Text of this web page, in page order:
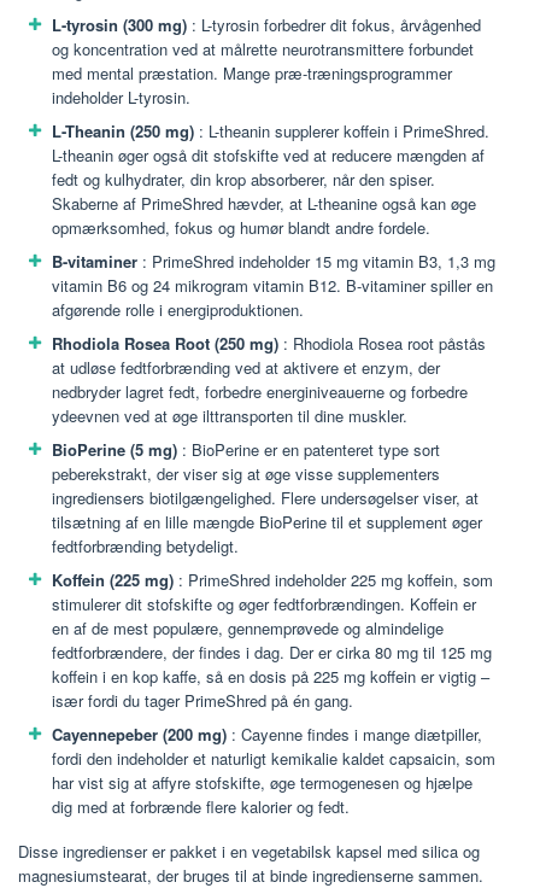
L-tyrosin (300 mg) : L-tyrosin forbedrer dit fokus, årvågenhed
og koncentration ved at målrette neurotransmittere forbundet
med mental præstation. Mange præ-træningsprogrammer
indeholder L-tyrosin.
L-Theanin (250 mg) : L-theanin supplerer koffein i PrimeShred.
L-theanin øger også dit stofskifte ved at reducere mængden af ​​
fedt og kulhydrater, din krop absorberer, når den spiser.
Skaberne af PrimeShred hævder, at L-theanine også kan øge
opmærksomhed, fokus og humør blandt andre fordele.
B-vitaminer : PrimeShred indeholder 15 mg vitamin B3, 1,3 mg
vitamin B6 og 24 mikrogram vitamin B12. B-vitaminer spiller en
afgørende rolle i energiproduktionen.
Rhodiola Rosea Root (250 mg) : Rhodiola Rosea root påstås
at udløse fedtforbrænding ved at aktivere et enzym, der
nedbryder lagret fedt, forbedre energiniveauerne og forbedre
ydeevnen ved at øge ilttransporten til dine muskler.
BioPerine (5 mg) : BioPerine er en patenteret type sort
peberekstrakt, der viser sig at øge visse supplementers
ingrediensers biotilgængelighed. Flere undersøgelser viser, at
tilsætning af en lille mængde BioPerine til et supplement øger
fedtforbrænding betydeligt.
Koffein (225 mg) : PrimeShred indeholder 225 mg koffein, som
stimulerer dit stofskifte og øger fedtforbrændingen. Koffein er
en af ​​de mest populære, gennemprøvede og almindelige
fedtforbrændere, der findes i dag. Der er cirka 80 mg til 125 mg
koffein i en kop kaffe, så en dosis på 225 mg koffein er vigtig –
især fordi du tager PrimeShred på én gang.
Cayennepeber (200 mg) : Cayenne findes i mange diætpiller,
fordi den indeholder et naturligt kemikalie kaldet capsaicin, som
har vist sig at affyre stofskifte, øge termogenesen og hjælpe
dig med at forbrænde flere kalorier og fedt.
Disse ingredienser er pakket i en vegetabilsk kapsel med silica og
magnesiumstearat, der bruges til at binde ingredienserne sammen.